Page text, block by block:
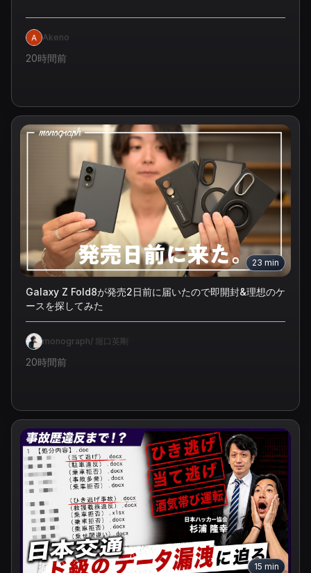
Akeno
20時間前
23 min
Galaxy Z Fold8が発売2日前に届いたので即開封&理想のケ
ースを探してみた
monograph/ 堀口英剛
20時間前
15 min